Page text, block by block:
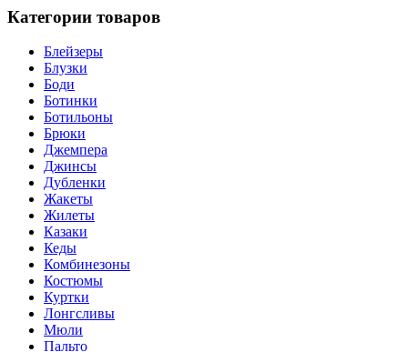
Категории товаров
Блейзеры
Блузки
Боди
Ботинки
Ботильоны
Брюки
Джемпера
Джинсы
Дубленки
Жакеты
Жилеты
Казаки
Кеды
Комбинезоны
Костюмы
Куртки
Лонгсливы
Мюли
Пальто